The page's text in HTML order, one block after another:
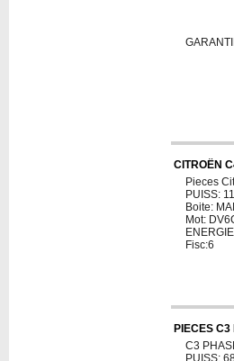
CITROËN
Pieces
PUISS:
Boite:
Mot:
Fisc:6
PIECES C3
C3
PUISS: